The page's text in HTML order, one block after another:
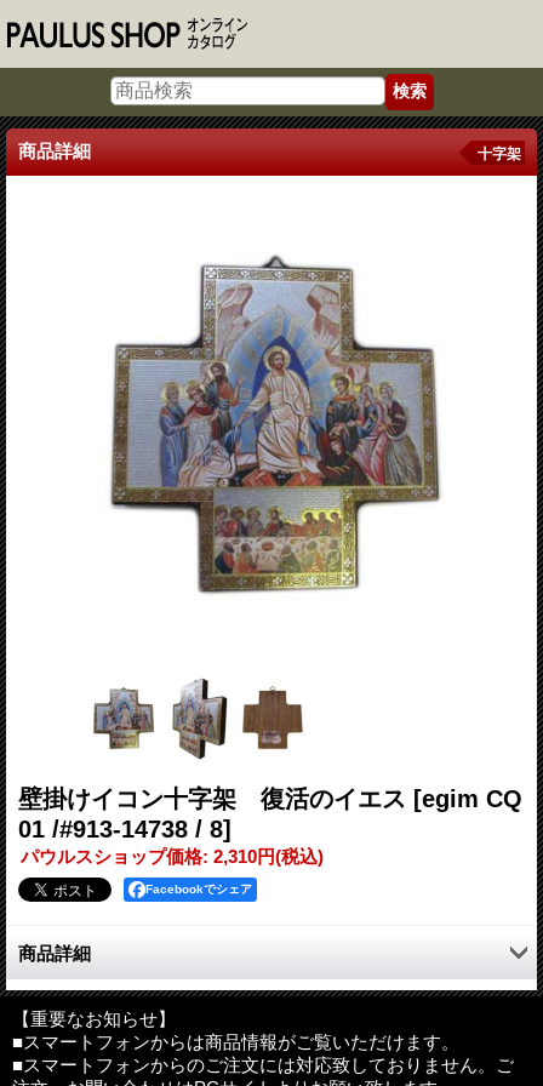
商品詳細 十字架
壁掛けイコン十字架 復活のイエス [egim CQ
01 /#913-14738 / 8]
パウルスショップ価格: 2,310円(税込)
Facebookでシェア
商品詳細
天然の無垢材を使用し、金箔・銀箔の装飾を施したイコン聖画の
壁掛け十字架。
高級感あるハンドメイド工芸品です。
【重要なお知らせ】
■スマートフォンからは商品情報がご覧いただけます。
■スマートフォンからのご注文には対応致しておりません。ご